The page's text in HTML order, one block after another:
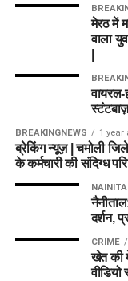
मेरठ में
वाला
वायरल-
BREAKINGNEWS 1 year
ब्रेकिंग न्यूज़ | चमोली जिले
के कर्मचारी की संदिग्ध
दर्शन,
CRIME
खेत की